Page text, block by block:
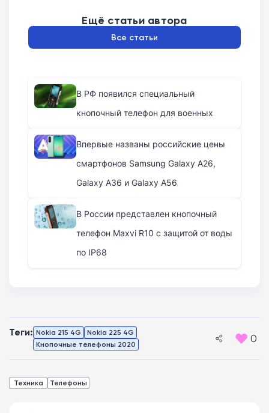
Ещё статьи автора
Все статьи
В РФ появился специальный
кнопочный телефон для военных
Впервые названы российские цены
смартфонов Samsung Galaxy A26,
Galaxy A36 и Galaxy A56
В России представлен кнопочный
телефон Maxvi R10 с защитой от воды
по IP68
Теги: Nokia 215 4G
Nokia 225 4G
Кнопочные телефоны 2020
0
Техника Телефоны